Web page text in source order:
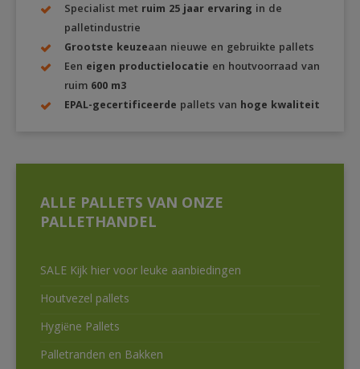
Specialist met ruim 25 jaar ervaring in de
palletindustrie
Grootste keuzeaan nieuwe en gebruikte pallets
Een eigen productielocatie en houtvoorraad van
ruim 600 m3
EPAL-gecertificeerde pallets van hoge kwaliteit
ALLE PALLETS VAN ONZE
PALLETHANDEL
SALE Kijk hier voor leuke aanbiedingen
Houtvezel pallets
Hygiëne Pallets
Palletranden en Bakken